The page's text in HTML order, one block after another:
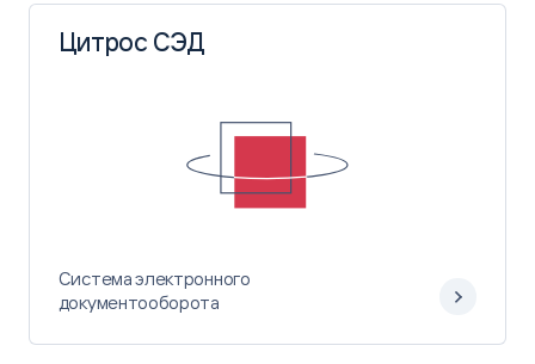
Цитрос СЭД
Система электронного
документооборота